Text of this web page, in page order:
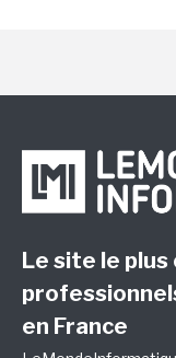
Le site le
en France